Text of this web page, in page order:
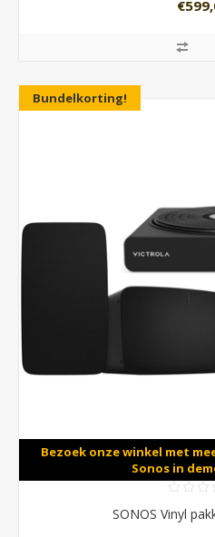
Bundelkorting!
Bezoek onze winkel met
Sonos in
SONOS Vinyl